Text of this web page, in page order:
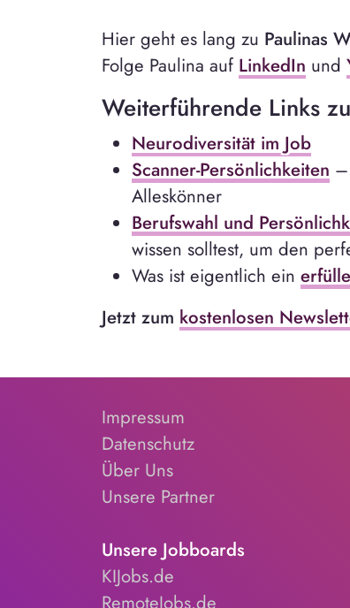
Hier geht es lang zu Paulinas
Folge Paulina auf LinkedIn und
Weiterführende Links
Neurodiversität im Job
Scanner-Persönlichkeiten
Alleskönner
Berufswahl und
wissen solltest, um den
Was ist eigentlich ein
Jetzt zum kostenlosen
Impressum
Datenschutz
Über Uns
Unsere Partner
Unsere Jobboards
KIJobs.de